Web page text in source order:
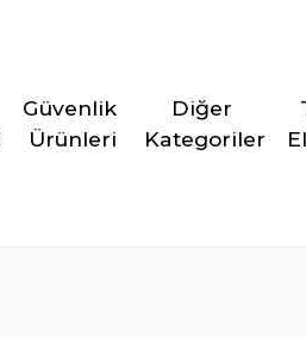
Güvenlik
Ürünleri
Diğer
Kategoriler